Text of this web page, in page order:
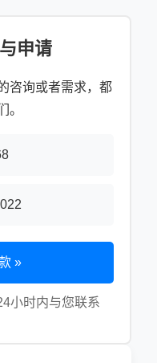
申请
咨询或者需求，都
。
»
小时内与您联系